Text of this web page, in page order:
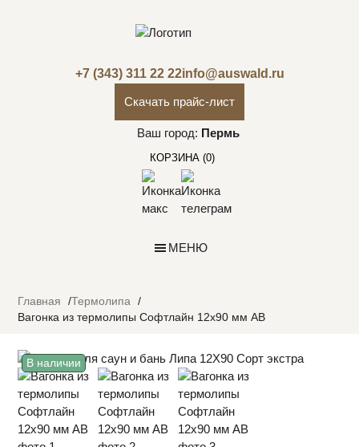
+7 (343) 311 22 22info@auswald.ru
Скачать прайс-лист
Ваш город: Пермь
КОРЗИНА (0)
МЕНЮ
Главная
Термолипа
Вагонка из термолипы Софтлайн 12х90 мм АВ
В наличии